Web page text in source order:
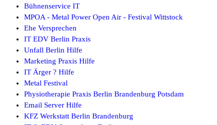
Bühnenservice IT
MPOA - Metal Power Open Air - Festival Wittstock
Ehe Versprechen
IT EDV Berlin Praxis
Unfall Berlin Hilfe
Marketing Praxis Hilfe
IT Ärger ? Hilfe
Metal Festival
Physiotherapie Praxis Berlin Brandenburg Potsdam
Email Server Hilfe
KFZ Werkstatt Berlin Brandenburg